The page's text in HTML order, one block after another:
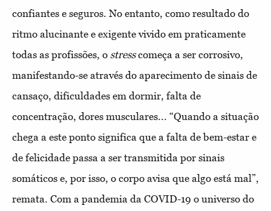
confiantes e seguros. No entanto, como resultado do
ritmo alucinante e exigente vivido em praticamente
todas as profissões, o stresscomeça a ser corrosivo,
manifestando-se através do aparecimento de sinais de
cansaço, dificuldades em dormir, falta de
concentração, dores musculares... “Quando a situação
chega a este ponto significa que a falta de bem-estar e
de felicidade passa a ser transmitida por sinais
somáticos e, por isso, o corpo avisa que algo está mal”,
remata. Com a pandemia da COVID-19 o universo do